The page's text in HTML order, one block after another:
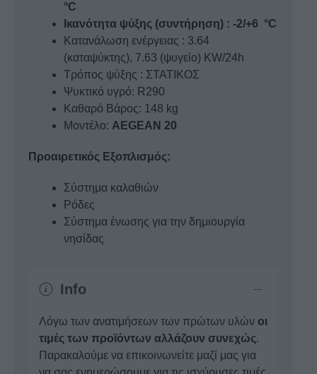
°C
Ικανότητα ψύξης (συντήρηση) : -2/+6 °C
Κατανάλωση ενέργειας : 3.64
(καταψύκτης), 7.63 (ψυγείο) ΚW/24h
Τρόπος ψύξης : ΣΤΑΤΙΚΟΣ
Ψυκτικό υγρό: R290
Καθαρό Βάρος: 148 kg
Μοντέλο: AEGEAN 20
Προαιρετικός Εξοπλισμός:
Σύστημα καλαθιών
Ρόδες
Σύστημα ένωσης για την δημιουργία
νησίδας
Info
Λόγω των ανατιμήσεων των πρώτων υλών οι
τιμές των προϊόντων αλλάζουν συνεχώς.
Παρακαλούμε να επικοινωνείτε μαζί μας για